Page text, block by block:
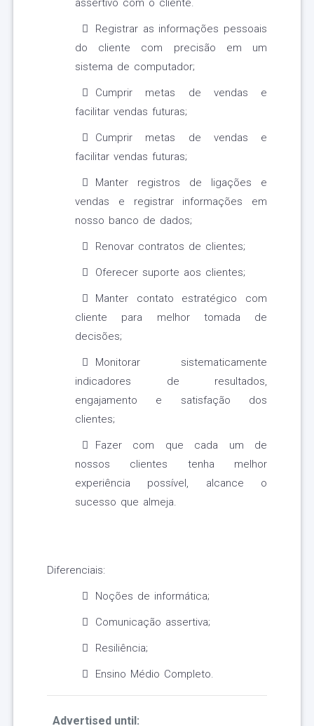
assertivo com o cliente.
Registrar as informações pessoais
do cliente com precisão em um
sistema de computador;
Cumprir metas de vendas e
facilitar vendas futuras;
Cumprir metas de vendas e
facilitar vendas futuras;
Manter registros de ligações e
vendas e registrar informações em
nosso banco de dados;
Renovar contratos de clientes;
Oferecer suporte aos clientes;
Manter contato estratégico com
cliente para melhor tomada de
decisões;
Monitorar sistematicamente
indicadores de resultados,
engajamento e satisfação dos
clientes;
Fazer com que cada um de
nossos clientes tenha melhor
experiência possível, alcance o
sucesso que almeja.
Diferenciais:
Noções de informática;
Comunicação assertiva;
Resiliência;
Ensino Médio Completo.
Advertised until: